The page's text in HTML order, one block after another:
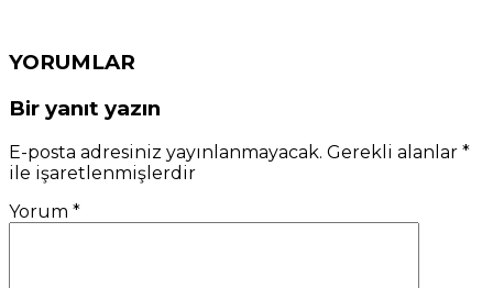
YORUMLAR
Bir yanıt yazın
E-posta adresiniz yayınlanmayacak. Gerekli alanlar *
ile işaretlenmişlerdir
Yorum *